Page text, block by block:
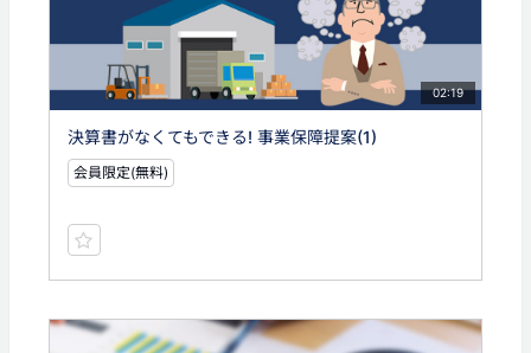
02:19
決算書がなくてもできる! 事業保障提案(1)
会員限定(無料)